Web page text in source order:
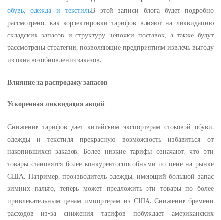
обувь, одежда и текстильВ этой записи блога будет подробно
рассмотрено, как корректировки тарифов влияют на ликвидацию
складских запасов и структуру цепочки поставок, а также будут
рассмотрены стратегии, позволяющие предприятиям извлечь выгоду
из окна возобновления заказов.
Влияние на распродажу запасов
Ускоренная ликвидация акций
Снижение тарифов дает китайским экспортерам стоковой обуви,
одежды и текстиля прекрасную возможность избавиться от
накопившихся заказов. Более низкие тарифы означают, что эти
товары становятся более конкурентоспособными по цене на рынке
США. Например, производитель одежды, имеющий большой запас
зимних пальто, теперь может предложить эти товары по более
привлекательным ценам импортерам из США. Снижение бремени
расходов из-за снижения тарифов побуждает американских